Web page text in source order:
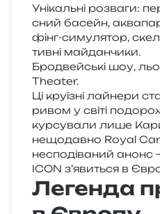
Унікальні роз­ва­ги:
сний басейн,
фінг-симу­ля­тор,
тив­ні майданчики.
Бродвейські шоу,
Theater.
Ці кру­ї­зні лай­не­ри
ри­вом у світі
кур­су­ва­ли лише
нещо­дав­но Royal
неспо­ді­ва­ний
ICON з’явиться в
Легенда